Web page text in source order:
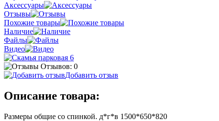
Аксессуары
Отзывы
Похожие товары
Наличие
Файлы
Видео
Отзывов: 0
Добавить отзыв
Описание товара:
Размеры общие со спинкой. д*г*в 1500*650*820